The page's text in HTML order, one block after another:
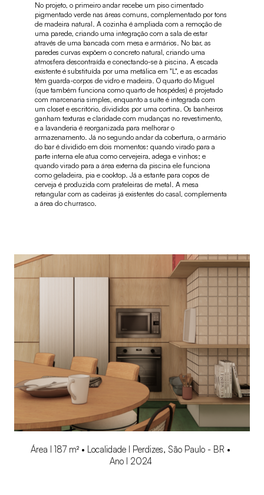
No projeto, o primeiro andar recebe um piso cimentado
pigmentado verde nas áreas comuns, complementado por tons
de madeira natural. A cozinha é ampliada com a remoção de
uma parede, criando uma integração com a sala de estar
através de uma bancada com mesa e armários. No bar, as
paredes curvas expõem o concreto natural, criando uma
atmosfera descontraída e conectando-se à piscina. A escada
existente é substituída por uma metálica em "L", e as escadas
têm guarda-corpos de vidro e madeira. O quarto do Miguel
(que também funciona como quarto de hospédes) é projetado
com marcenaria simples, enquanto a suíte é integrada com
um closet e escritório, divididos por uma cortina. Os banheiros
ganham texturas e claridade com mudanças no revestimento,
e a lavanderia é reorganizada para melhorar o
armazenamento. Já no segundo andar da cobertura, o armário
do bar é dividido em dois momentos: quando virado para a
parte interna ele atua como cervejeira, adega e vinhos; e
quando virado para a área externa da piscina ele funciona
como geladeira, pia e cooktop. Já a estante para copos de
cerveja é produzida com prateleiras de metal. A mesa
retangular com as cadeiras já existentes do casal, complementa
a área do churrasco.
Área l 187 m² • Localidade l Perdizes, São Paulo - BR •
Ano l 2024